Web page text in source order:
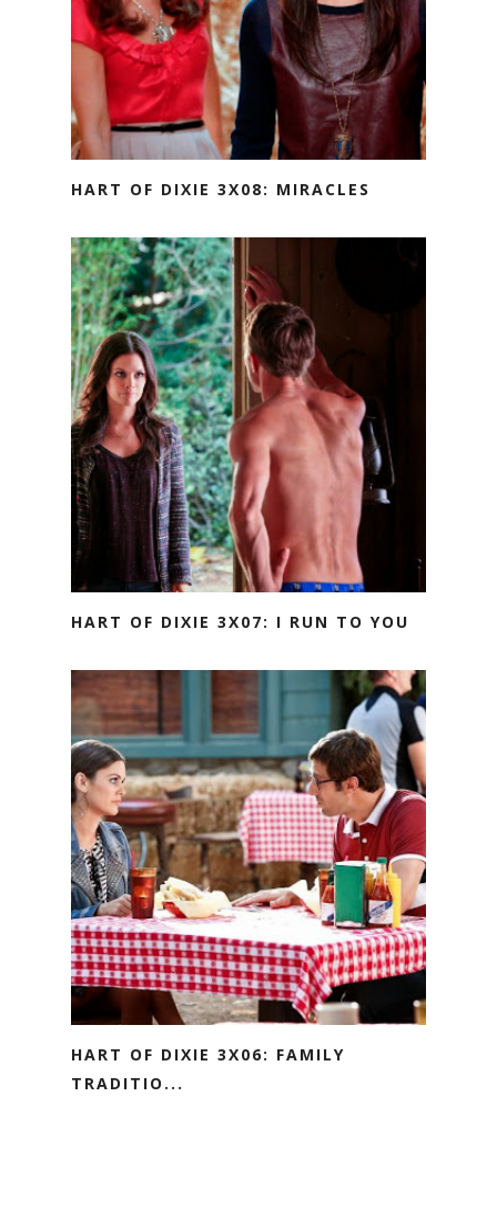
HART OF DIXIE 3X08: MIRACLES
HART OF DIXIE 3X07: I RUN TO YOU
HART OF DIXIE 3X06: FAMILY
TRADITIO...